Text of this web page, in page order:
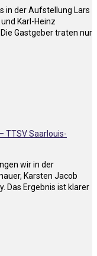
in der Aufstellung Lars
Karl-Heinz
Gastgeber traten nur
wir in der
Karsten Jacob
Das Ergebnis ist klarer